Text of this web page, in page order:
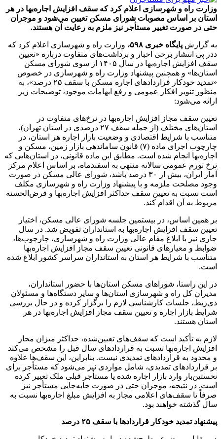
وزارت راه و شهرسازی اعلام کرد که سقف افزایش اجاره‌بها در هر
استان بر اساس مصوبات شورای مسکن تعیین می‌شود و موجران
حتی در صورت تغییر مستأجر نیز ملزم به رعایت آن هستند.
به گزارش پایگاه خبری ۵۹۸،
وزارت راه و شهرسازی اعلام کرد که
ددر پی انتشار برخی اخبار و برداشت‌های متفاوت درباره «تعیین
سقف افزایش اجاره‌بها در سال ۱۴۰۵ از سوی شورای مسکن
استان‌ها» و همچنین پیشنهاد وزارت راه و شهرسازی در خصوص
«تمدید خودکار قراردادهای اجاره مسکن با سقف ۲۵ درصد»، به
منظور تنویر افکار عمومی و رفع ابهامات موجود، توضیحات زیر
ارائه می‌شود:
تعیین سقف مجاز افزایش اجاره‌بها در نرخ‌های متفاوت در
استان‌های مختلف (از جمله سقف ۲۷ درصدی در استان تهران)،
متناسب با شرایط اقتصادی و وضعیت بازار اجاره هر استان، در
چارچوب اجرای ماده (۷) قانون ساماندهی بازار زمین، مسکن و
اجاره‌بها انجام شده است. مطابق این ماده قانونی، در استان‌هایی که
نرخ تورم عمومی سالانه منتهی به اسفندماه، بر اساس اعلام مرکز
آمار ایران، بیش از ۳۰ درصد باشد، شورای عالی مسکن در صورت
وجود مصلحت ملزمه و با پیشنهاد وزارت راه و شهرسازی مکلف
است نسبت به تعیین سقف حداکثر افزایش اجاره‌بها و قرض‌الحسنه
مربوط به آن اقدام کند.
بر همین اساس، در بیستمین جلسه شورای عالی مسکن، اختیار
تعیین سقف افزایش اجاره‌بها به استانداران تفویض شد. در سال
جاری نیز با ابلاغ مقام عالی وزارت راه و شهرسازی، چارچوب‌ها،
ضوابط و معیارهای قانونی تعیین سقف مجاز افزایش اجاره‌بها
متناسب با شرایط هر استان به استانداران سراسر کشور ابلاغ شده
است.
در این راستا، شوراهای مسکن استان‌ها با حضور استانداران،
مدیران کل راه و شهرسازی استان‌ها و سایر دستگاه‌ها و مسئولان
ذی‌ربط، جلسات کارشناسی لازم را برگزار کرده و در حال بررسی
شرایط بازار اجاره و تعیین سقف مجاز افزایش اجاره‌بها در هر
استان هستند.
لازم به تأکید است که سقف‌های تعیین‌شده، حداکثر میزان مجاز
افزایش اجاره‌بها نسبت به قراردادهای سال قبل را مشخص می‌کند
و محدود به قراردادهای تمدیدی نیست. بنابراین، این سقف‌ها علاوه
بر قراردادهای تمدیدی، شامل مواردی نیز می‌شود که مستأجر برای
نخستین‌بار وارد بازار اجاره شده یا مستأجر قبلی ملک تغییر کرده
است. در نتیجه، موجران حتی در صورت جابه‌جایی مستأجر نیز
صرفاً تا سقف‌های اعلامی مجاز به افزایش مبلغ اجاره‌بها نسبت به
سال گذشته خواهند بود.
پیشنهاد تمدید خودکار قراردادها با سقف ۲۵ درصد